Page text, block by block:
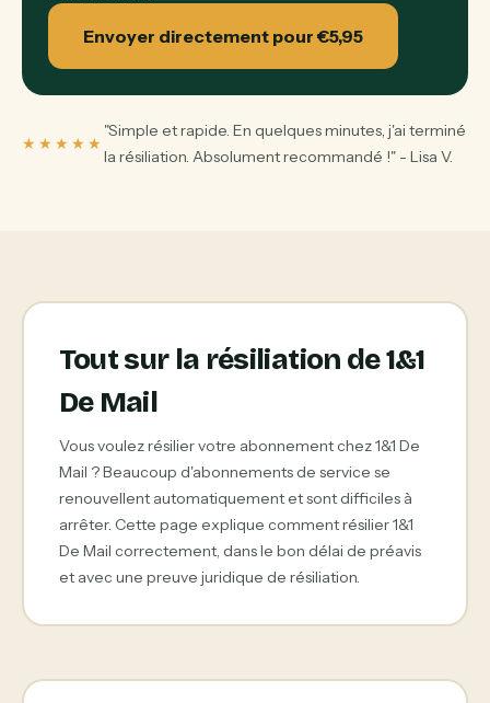
Envoyer directement pour €5,95
★★★★★
"Simple et rapide. En quelques minutes, j'ai terminé
la résiliation. Absolument recommandé !" - Lisa V.
Tout sur la résiliation de 1&1
De Mail
Vous voulez résilier votre abonnement chez 1&1 De
Mail ? Beaucoup d'abonnements de service se
renouvellent automatiquement et sont difficiles à
arrêter. Cette page explique comment résilier 1&1
De Mail correctement, dans le bon délai de préavis
et avec une preuve juridique de résiliation.